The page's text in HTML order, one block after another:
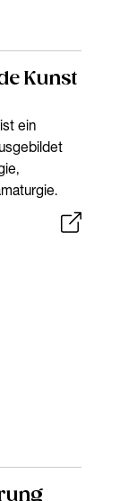
Kunst
ein